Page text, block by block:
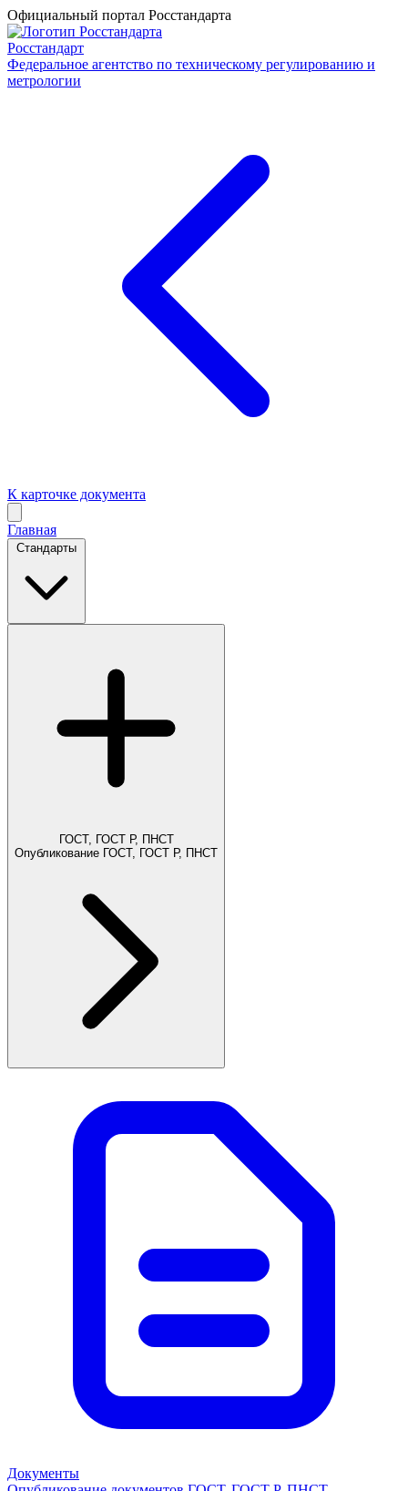
Официальный портал Росстандарта
Росстандарт
Федеральное агентство по техническому регулированию и
метрологии
К карточке документа
Главная
Стандарты
ГОСТ, ГОСТ Р, ПНСТ
Опубликование ГОСТ, ГОСТ Р, ПНСТ
Документы